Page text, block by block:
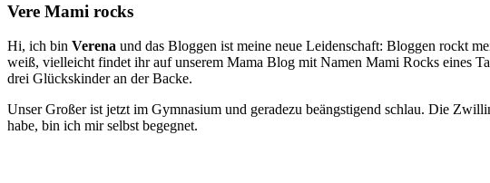
Vere Mami rocks
Hi, ich bin Verena und das Bloggen ist meine neue Leidenschaft: Bloggen rockt
weiß, vielleicht findet ihr auf unserem Mama Blog mit Namen Mami Rocks eines
drei Glückskinder an der Backe.
Unser Großer ist jetzt im Gymnasium und geradezu beängstigend schlau. Die
habe, bin ich mir selbst begegnet.